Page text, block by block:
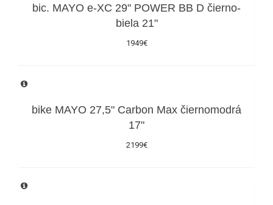
bic. MAYO e-XC 29" POWER BB D čierno-
biela 21"
1949€
bike MAYO 27,5" Carbon Max čiernomodrá
17"
2199€